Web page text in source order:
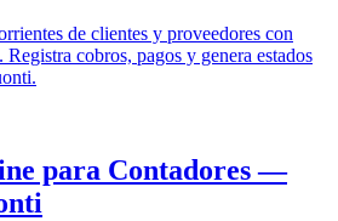
de clientes y proveedores con
Registra cobros, pagos y genera estados
para Contadores —